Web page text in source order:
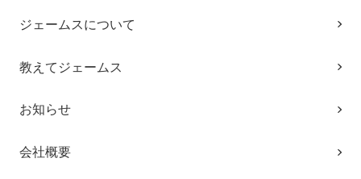
ジェームスについて
教えてジェームス
お知らせ
会社概要